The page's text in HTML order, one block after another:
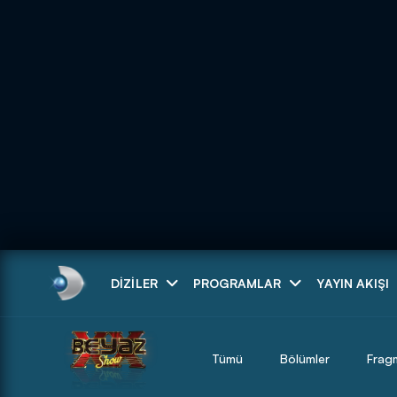
DIZILER PROGRAMLAR YAYIN AKIŞI
Tümü Bölümler